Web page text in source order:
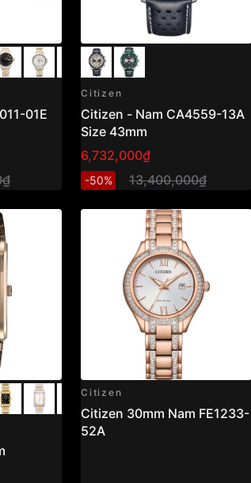
01E
Citizen
Citizen - Nam CA4559-13A
Size 43mm
6,732,000₫
-50% 13,400,000₫
Citizen
Citizen 30mm Nam FE1233-
52A